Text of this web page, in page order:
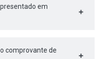
em
comprovante de